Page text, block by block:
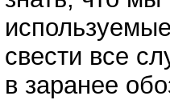
свести все
в заранее